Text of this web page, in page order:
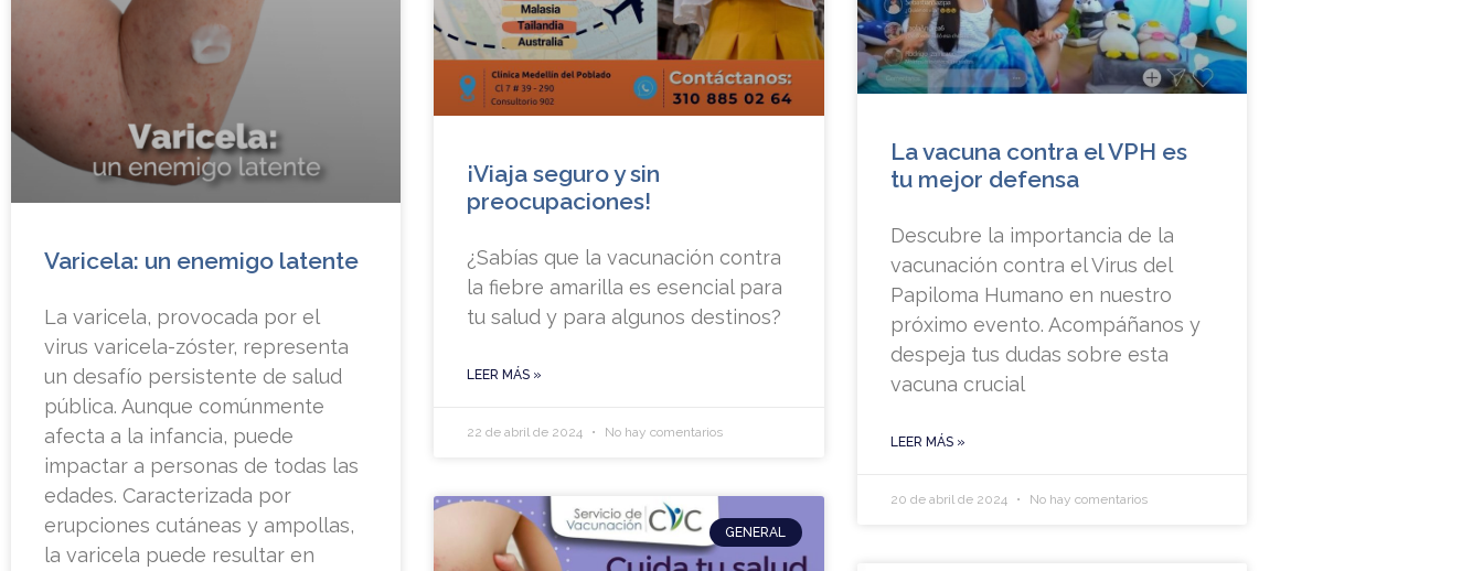
Varicela: un enemigo latente
La varicela, provocada por el
virus varicela-zóster, representa
un desafío persistente de salud
pública. Aunque comúnmente
afecta a la infancia, puede
impactar a personas de todas las
edades. Caracterizada por
erupciones cutáneas y ampollas,
la varicela puede resultar en
¡Viaja seguro y sin
preocupaciones!
¿Sabías que la vacunación contra
la fiebre amarilla es esencial para
tu salud y para algunos destinos?
LEER MÁS »
22 de abril de 2024 No hay comentarios
La vacuna contra el VPH es
tu mejor defensa
Descubre la importancia de la
vacunación contra el Virus del
Papiloma Humano en nuestro
próximo evento. Acompáñanos y
despeja tus dudas sobre esta
vacuna crucial
LEER MÁS »
20 de abril de 2024 No hay comentarios
GENERAL